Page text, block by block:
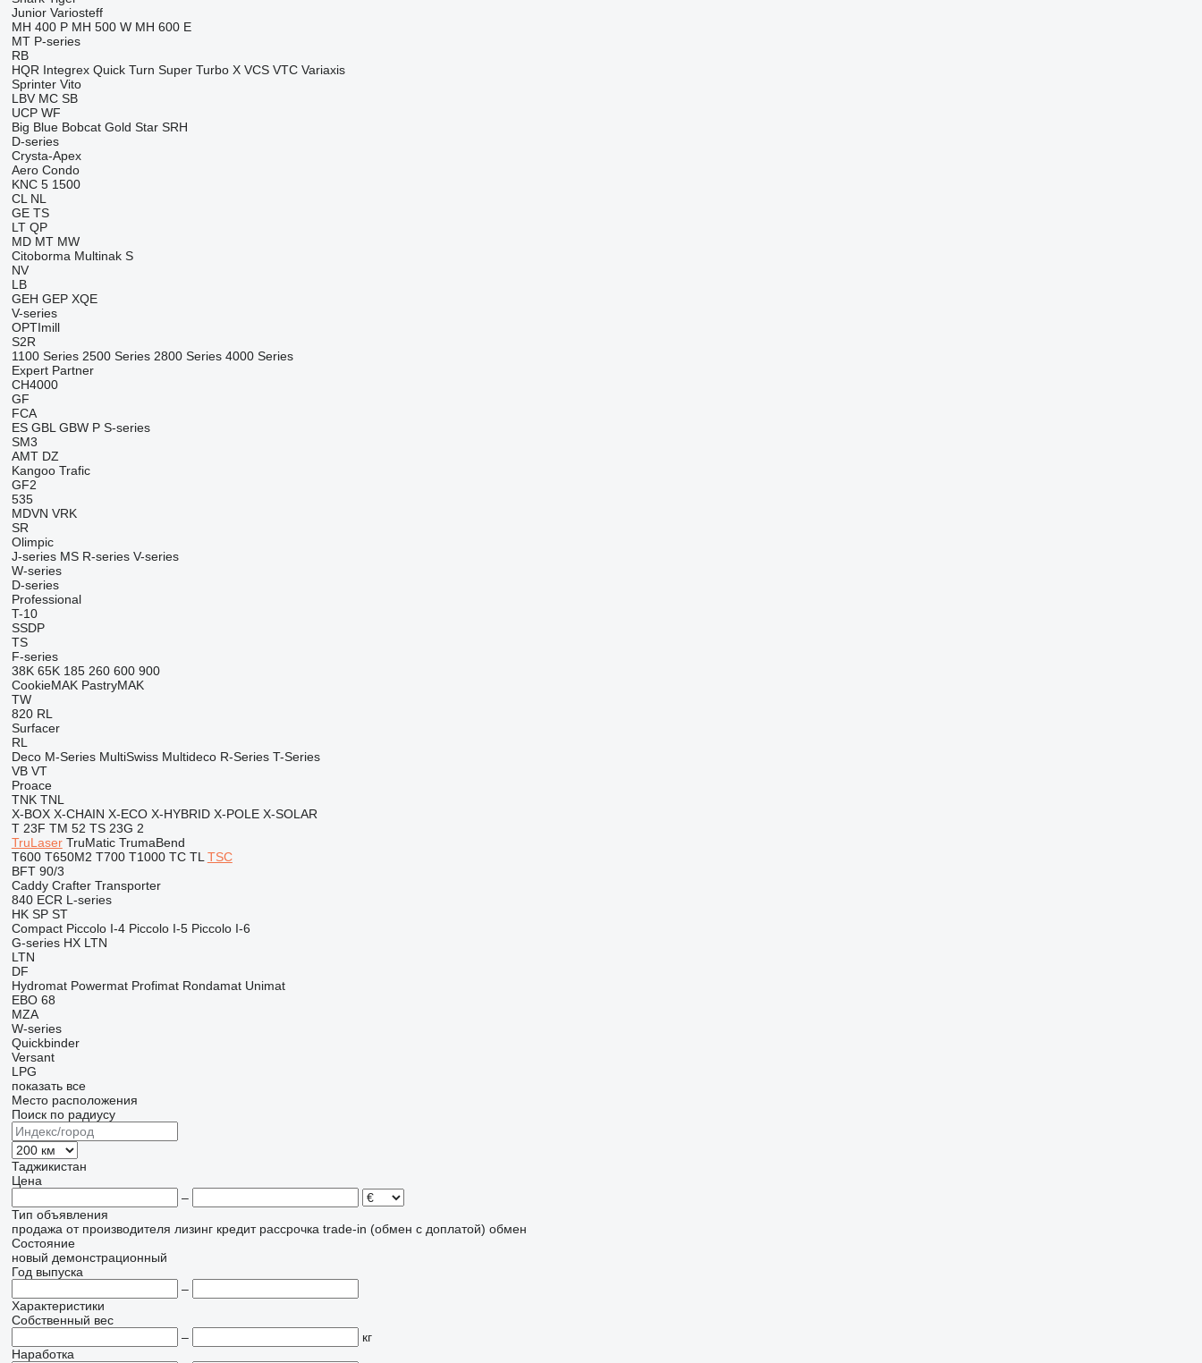
Junior Variosteff
MH 400 P MH 500 W MH 600 E
MT P-series
RB
HQR Integrex Quick Turn Super Turbo X VCS VTC Variaxis
Sprinter Vito
LBV MC SB
UCP WF
Big Blue Bobcat Gold Star SRH
D-series
Crysta-Apex
Aero Condo
KNC 5 1500
CL NL
GE TS
LT QP
MD MT MW
Citoborma Multinak S
NV
LB
GEH GEP XQE
V-series
OPTImill
S2R
1100 Series 2500 Series 2800 Series 4000 Series
Expert Partner
CH4000
GF
FCA
ES GBL GBW P S-series
SM3
AMT DZ
Kangoo Trafic
GF2
535
MDVN VRK
SR
Olimpic
J-series MS R-series V-series
W-series
D-series
Professional
T-10
SSDP
TS
F-series
38K 65K 185 260 600 900
CookieMAK PastryMAK
TW
820 RL
Surfacer
RL
Deco M-Series MultiSwiss Multideco R-Series T-Series
VB VT
Proace
TNK TNL
X-BOX X-CHAIN X-ECO X-HYBRID X-POLE X-SOLAR
T 23F TM 52 TS 23G 2
TruLaser TruMatic TrumaBend
T600 T650M2 T700 T1000 TC TL TSC
BFT 90/3
Caddy Crafter Transporter
840 ECR L-series
HK SP ST
Compact Piccolo I-4 Piccolo I-5 Piccolo I-6
G-series HX LTN
LTN
DF
Hydromat Powermat Profimat Rondamat Unimat
EBO 68
MZA
W-series
Quickbinder
Versant
LPG
показать все
Место расположения
Поиск по радиусу
Таджикистан
Цена
–
Тип объявления
продажа от производителя лизинг кредит рассрочка trade-in (обмен с доплатой) обмен
Состояние
новый демонстрационный
Год выпуска
–
Характеристики
Собственный вес
–
кг
Наработка